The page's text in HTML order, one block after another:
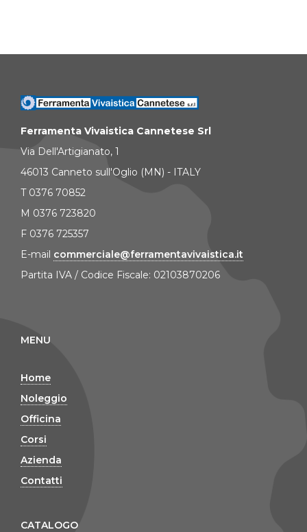
Ferramenta Vivaistica Cannetese Srl
Via Dell'Artigianato, 1
46013 Canneto sull'Oglio (MN) - ITALY
T 0376 70852
M 0376 723820
F 0376 725357
E-mail commerciale@ferramentavivaistica.it
Partita IVA / Codice Fiscale: 02103870206
MENU
Home
Noleggio
Officina
Corsi
Azienda
Contatti
CATALOGO